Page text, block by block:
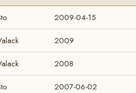
2009-04-15
2009
2008
2007-06-02